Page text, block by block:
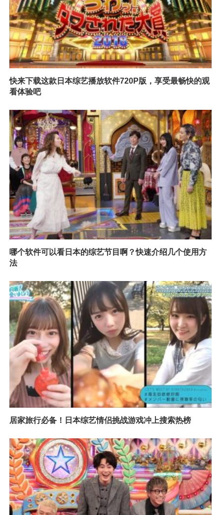
快来下载这款日本综艺播放软件720P版，享受最畅快的观
看体验吧
哪个软件可以看日本的综艺节目啊？快速介绍几个使用方
法
居家旅行必备！日本综艺情侣挑战游戏冲上搜索热榜